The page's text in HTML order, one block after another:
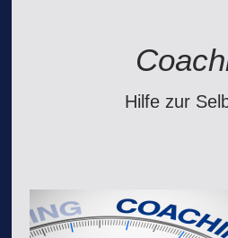
Hilfe zur